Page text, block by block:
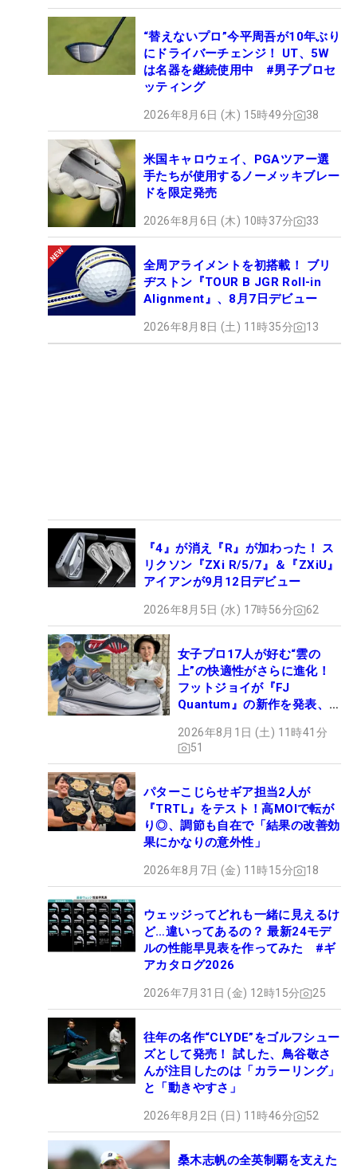
“替えないプロ”今平周吾が10年ぶり
にドライバーチェンジ！ UT、5W
は名器を継続使用中 #男子プロセ
ッティング
2026年8月6日 (木) 15時49分 38
米国キャロウェイ、PGAツアー選
手たちが使用するノーメッキブレー
ドを限定発売
2026年8月6日 (木) 10時37分 33
全周アライメントを初搭載！ ブリ
ヂストン『TOUR B JGR Roll-in
Alignment』、8月7日デビュー
2026年8月8日 (土) 11時35分 13
『4』が消え『R』が加わった！ ス
リクソン『ZXi R/5/7』＆『ZXiU』
アイアンが9月12日デビュー
2026年8月5日 (水) 17時56分 62
女子プロ17人が好む“雲の
上”の快適性がさらに進化！
フットジョイが『FJ
Quantum』の新作を発表、8
2026年8月1日 (土) 11時41分
51
パターこじらせギア担当2人が
『TRTL』をテスト！高MOIで転が
り◎、調節も自在で「結果の改善効
果にかなりの意外性」
2026年8月7日 (金) 11時15分 18
ウェッジってどれも一緒に見えるけ
ど…違いってあるの？ 最新24モデ
ルの性能早見表を作ってみた #ギ
アカタログ2026
2026年7月31日 (金) 12時15分 25
往年の名作“CLYDE”をゴルフシュー
ズとして発売！ 試した、鳥谷敬さ
んが注目したのは「カラーリング」
と「動きやすさ」
2026年8月2日 (日) 11時46分 52
桑木志帆の全英制覇を支えた